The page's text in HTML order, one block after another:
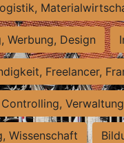
Werbung, Design
Freelancer,
Controlling, Verwaltung
Wissenschaft